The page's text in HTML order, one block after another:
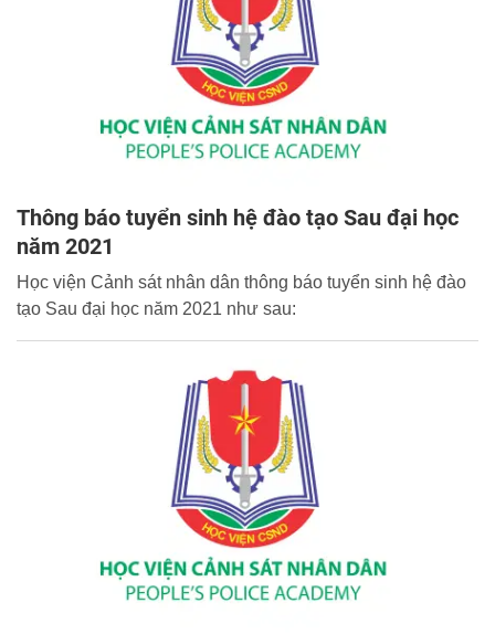
Thông báo tuyển sinh hệ đào tạo Sau đại học
năm 2021
Học viện Cảnh sát nhân dân thông báo tuyển sinh hệ đào
tạo Sau đại học năm 2021 như sau: